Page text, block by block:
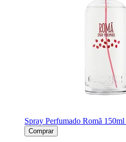
Spray Perfumado Romã 150ml
Comprar